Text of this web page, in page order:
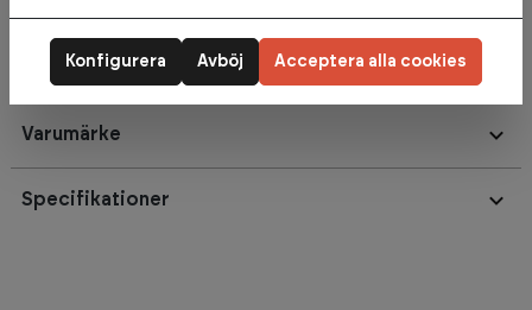
Omdömen
Specifikationer
Varumärke
Avböj
Konfigurera Acceptera alla cookies